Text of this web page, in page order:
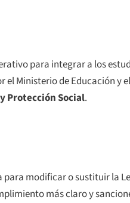
para integrar a los
Ministerio de Educación y
Protección Social.
para modificar o sustituir la
más claro y